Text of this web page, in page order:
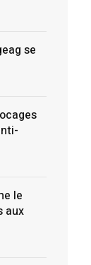
se
le
aux